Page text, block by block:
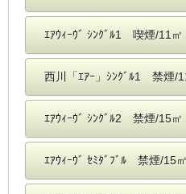
ｴｱｳｨｰｳﾞ ｼﾝｸﾞﾙ1 喫煙/11㎡
西川「ｴｱｰ」ｼﾝｸﾞﾙ1 禁煙/
ｴｱｳｨｰｳﾞ ｼﾝｸﾞﾙ2 禁煙/15㎡
ｴｱｳｨｰｳﾞ ｾﾐﾀﾞﾌﾞﾙ 禁煙/15